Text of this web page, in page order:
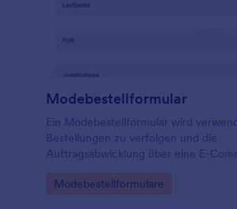
Modebestellformular
Ein Modebestellformular wird
Bestellungen zu verfolgen und die
Auftragsabwicklung über eine E-
Bekleidungshändler, Großhändler
Go to Category:
Modebestellformulare